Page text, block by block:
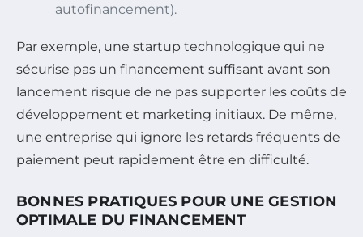
autofinancement).
Par exemple, une startup technologique qui ne
sécurise pas un financement suffisant avant son
lancement risque de ne pas supporter les coûts de
développement et marketing initiaux. De même,
une entreprise qui ignore les retards fréquents de
paiement peut rapidement être en difficulté.
BONNES PRATIQUES POUR UNE GESTION
OPTIMALE DU FINANCEMENT